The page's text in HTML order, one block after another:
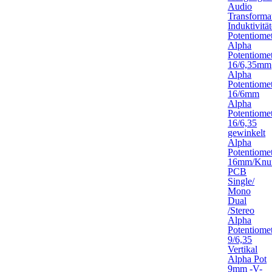
Audio
Alpha
16/6,35mm
Alpha
16/6mm
Alpha
16/6,35
gewinkelt
Alpha
16mm/
PCB
Single/
Mono
Dual
/Stereo
Alpha
9/6,35
Vertikal
Alpha Pot
9mm -V-